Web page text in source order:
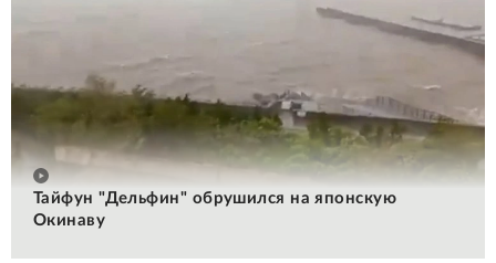
Тайфун "Дельфин" обрушился на японскую
Окинаву